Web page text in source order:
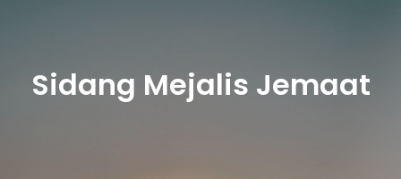
Sidang Mejalis Jemaat